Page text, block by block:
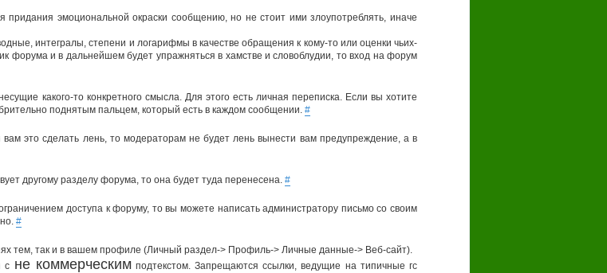
эмоциональной окраски сообщению, но не стоит ими злоупотреблять, иначе
интегралы, степени и логарифмы в качестве обращения к кому-то или оценки чьих-
форума и в дальнейшем будет упражняться в хамстве и словоблудии, то вход на форум
какого-то конкретного смысла. Для этого есть личная переписка. Если вы хотите
поднятым пальцем, который есть в каждом сообщении. #
это сделать лень, то модераторам не будет лень вынести вам предупреждение, а в
другому разделу форума, то она будет туда перенесена. #
доступа к форуму, то вы можете написать администратору письмо со своим
#
тем, так и в вашем профиле (Личный раздел-> Профиль-> Личные данные-> Веб-сайт).
с не коммерческим подтекстом. Запрещаются ссылки, ведущие на типичные гс